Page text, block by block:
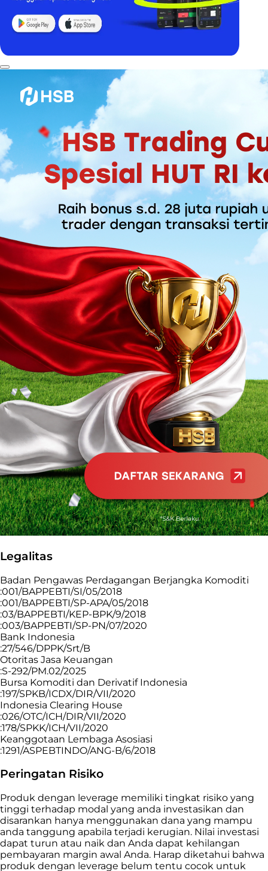
Legalitas
Badan Pengawas Perdagangan Berjangka Komoditi
:001/BAPPEBTI/SI/05/2018
:001/BAPPEBTI/SP-APA/05/2018
:03/BAPPEBTI/KEP-BPK/9/2018
:003/BAPPEBTI/SP-PN/07/2020
Bank Indonesia
:27/546/DPPK/Srt/B
Otoritas Jasa Keuangan
:S-292/PM.02/2025
Bursa Komoditi dan Derivatif Indonesia
:197/SPKB/ICDX/DIR/VII/2020
Indonesia Clearing House
:026/OTC/ICH/DIR/VII/2020
:178/SPKK/ICH/VII/2020
Keanggotaan Lembaga Asosiasi
:1291/ASPEBTINDO/ANG-B/6/2018
Peringatan Risiko
Produk dengan leverage memiliki tingkat risiko yang
tinggi terhadap modal yang anda investasikan dan
disarankan hanya menggunakan dana yang mampu
anda tanggung apabila terjadi kerugian. Nilai investasi
dapat turun atau naik dan Anda dapat kehilangan
pembayaran margin awal Anda. Harap diketahui bahwa
produk dengan leverage belum tentu cocok untuk